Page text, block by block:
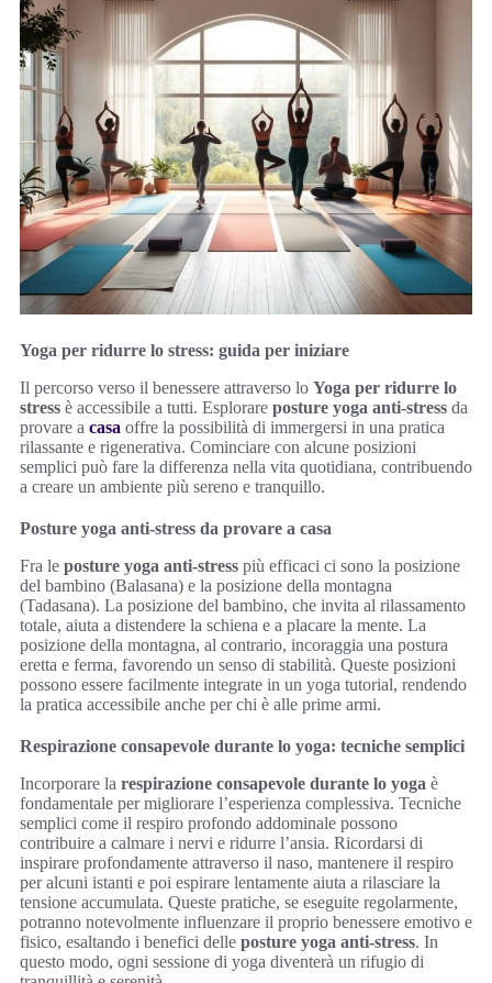
Yoga per ridurre lo stress: guida per iniziare
Il percorso verso il benessere attraverso lo Yoga per ridurre lo
stress è accessibile a tutti. Esplorare posture yoga anti-stress da
provare a casa offre la possibilità di immergersi in una pratica
rilassante e rigenerativa. Cominciare con alcune posizioni
semplici può fare la differenza nella vita quotidiana, contribuendo
a creare un ambiente più sereno e tranquillo.
Posture yoga anti-stress da provare a casa
Fra le posture yoga anti-stress più efficaci ci sono la posizione
del bambino (Balasana) e la posizione della montagna
(Tadasana). La posizione del bambino, che invita al rilassamento
totale, aiuta a distendere la schiena e a placare la mente. La
posizione della montagna, al contrario, incoraggia una postura
eretta e ferma, favorendo un senso di stabilità. Queste posizioni
possono essere facilmente integrate in un yoga tutorial, rendendo
la pratica accessibile anche per chi è alle prime armi.
Respirazione consapevole durante lo yoga: tecniche semplici
Incorporare la respirazione consapevole durante lo yoga è
fondamentale per migliorare l’esperienza complessiva. Tecniche
semplici come il respiro profondo addominale possono
contribuire a calmare i nervi e ridurre l’ansia. Ricordarsi di
inspirare profondamente attraverso il naso, mantenere il respiro
per alcuni istanti e poi espirare lentamente aiuta a rilasciare la
tensione accumulata. Queste pratiche, se eseguite regolarmente,
potranno notevolmente influenzare il proprio benessere emotivo e
fisico, esaltando i benefici delle posture yoga anti-stress. In
questo modo, ogni sessione di yoga diventerà un rifugio di